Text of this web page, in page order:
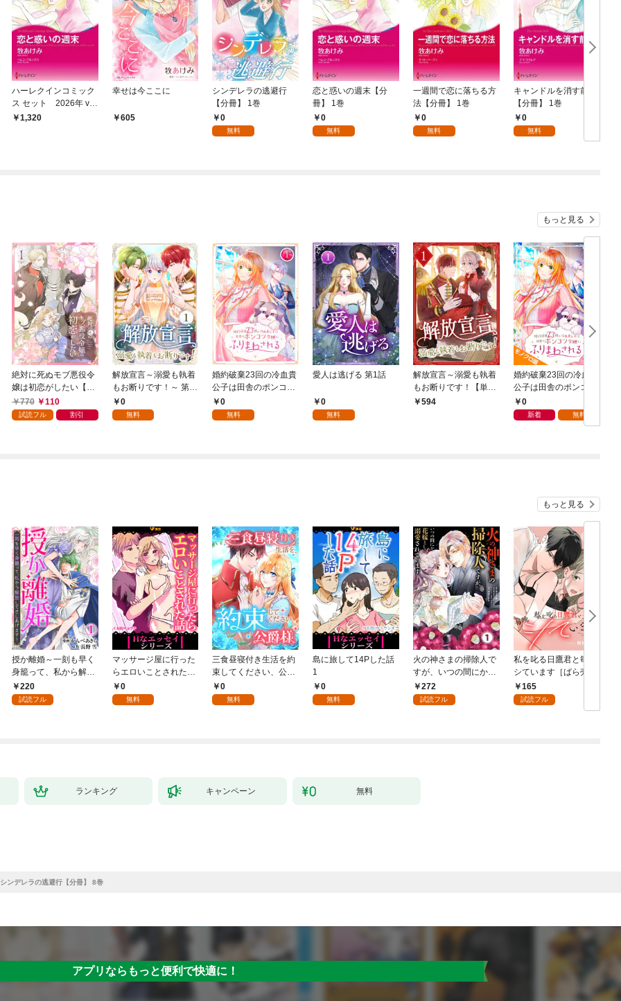
ハーレクインコミック
ス セット 2026年 vo
l.856
1,320
幸せは今ここに
605
シンデレラの逃避行
【分冊】 1巻
0
無料
恋と惑いの週末【分
冊】 1巻
0
無料
一週間で恋に落ちる方
法【分冊】 1巻
0
無料
キャンドルを消す前に
【分冊】 1巻
0
無料
もっと見る
絶対に死ぬモブ悪役令
嬢は初恋がしたい【単
行本版】 1巻
770 110
試読フル 割引
解放宣言～溺愛も執着
もお断りです！～ 第1
話0
無料
婚約破棄23回の冷血貴
公子は田舎のポンコツ
令嬢にふりまわされる
1話
0
無料
愛人は逃げる 第1話
0
無料
解放宣言～溺愛も執着
もお断りです！【単行
本版】 1巻
594
婚約破棄23回の冷血貴
公子は田舎のポンコツ
令嬢にふりまわされる
モノクロ版 第1話
0
新着 無料
もっと見る
授か離婚～一刻も早く
身籠って、私から解放
してさしあげます！1
220
試読フル
マッサージ屋に行った
らエロいことされた話
1 0
無料
三食昼寝付き生活を約
束してください、公爵
様 1話
0
無料
島に旅して14Pした話
1
0
無料
火の神さまの掃除人で
すが、いつの間にか花
嫁として溺愛されてい
ます【単話】（１）
272
試読フル
私を叱る日鷹君と毎晩
シています［ばら売
り］ 第1話
165
試読フル
ランキング キャンペーン 無料
シンデレラの逃避行【分冊】 8巻
アプリならもっと便利で快適に！